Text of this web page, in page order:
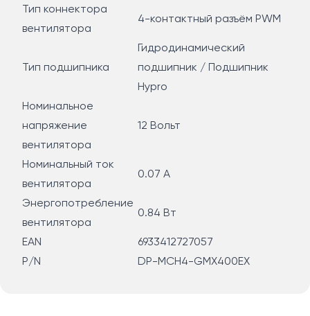
Тип коннектора
вентилятора
4-контактный разъём PWM
Тип подшипника
Гидродинамический
подшипник / Подшипник
Hypro
Номинальное
напряжение
вентилятора
12 Вольт
Номинальный ток
вентилятора
0.07 A
Энергопотребление
вентилятора
0.84 Вт
EAN
6933412727057
P/N
DP-MCH4-GMX400EX